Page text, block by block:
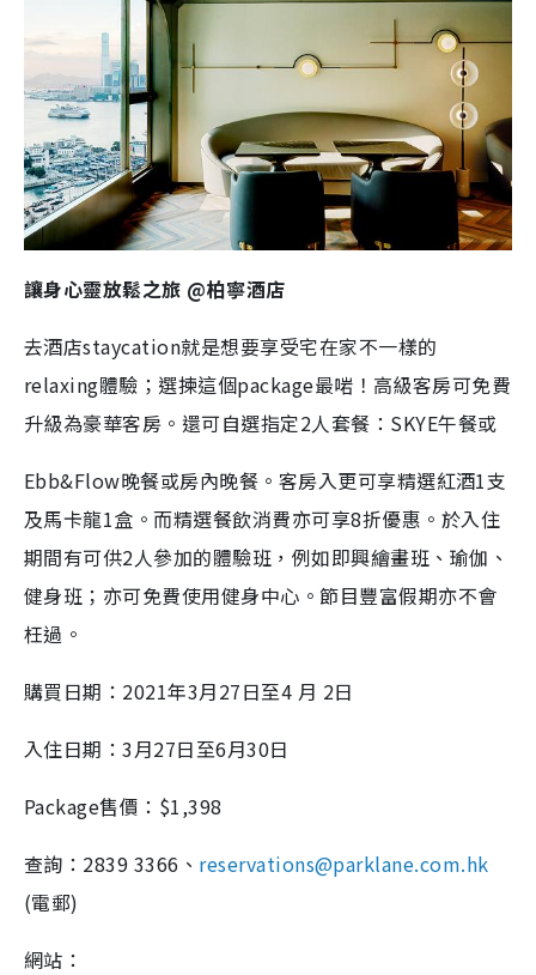
讓身心靈放鬆之旅 @柏寧酒店
去酒店staycation就是想要享受宅在家不一樣的
relaxing體驗；選揀這個package最啱！高級客房可免費
升級為豪華客房。還可自選指定2人套餐：SKYE午餐或
Ebb&Flow晚餐或房內晚餐。客房入更可享精選紅酒1支
及馬卡龍1盒。而精選餐飲消費亦可享8折優惠。於入住
期間有可供2人參加的體驗班，例如即興繪畫班、瑜伽、
健身班；亦可免費使用健身中心。節目豐富假期亦不會
枉過。
購買日期：2021年3月27日至4 月 2日
入住日期：3月27日至6月30日
Package售價：$1,398
查詢：2839 3366、 reservations@parklane.com.hk
(電郵)
網站：